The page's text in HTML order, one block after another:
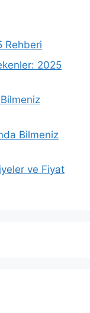
Rehberi
2025
Bilmeniz
ve Fiyat